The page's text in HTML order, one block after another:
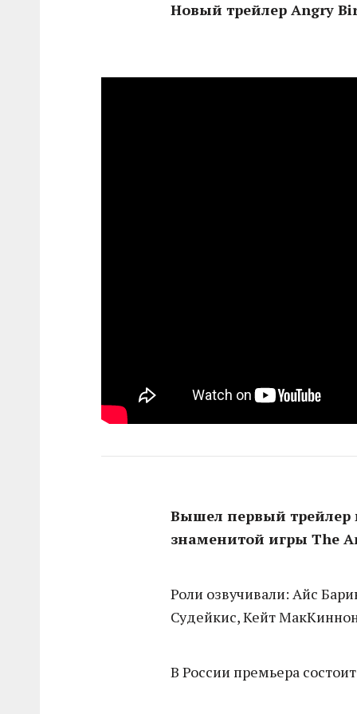
Новый трейлер Angry
Вышел первый трейлер
знаменитой игры The
Роли озвучивали: Айс
Судейкис, Кейт
В России премьера